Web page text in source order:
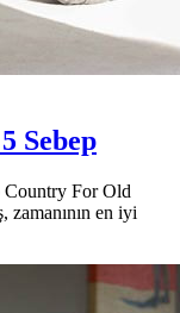
Sebep
Country For Old
zamanının en iyi